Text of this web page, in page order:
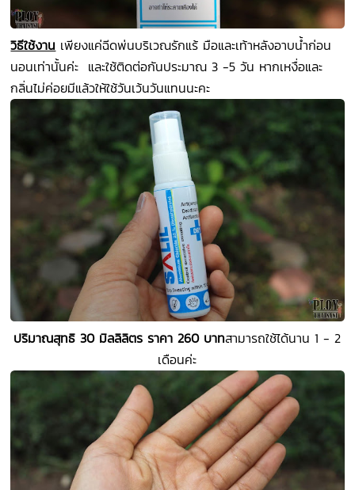
วิธีใช้งาน เพียงแค่ฉีดพ่นบริเวณรักแร้ มือและเท้าหลังอาบน้ำก่อน
นอนเท่านั้นค่ะ และใช้ติดต่อกันประมาณ 3 -5 วัน หากเหงื่อและ
กลิ่นไม่ค่อยมีแล้วให้ใช้วันเว้นวันแทนนะคะ
ปริมาณสุทธิ 30 มิลลิลิตร ราคา 260 บาทสามารถใช้ได้นาน 1 - 2
เดือนค่ะ